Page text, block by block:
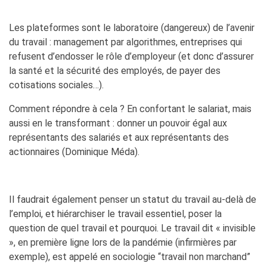
Les plateformes sont le laboratoire (dangereux) de l’avenir
du travail : management par algorithmes, entreprises qui
refusent d’endosser le rôle d’employeur (et donc d’assurer
la santé et la sécurité des employés, de payer des
cotisations sociales…).
Comment répondre à cela ? En confortant le salariat, mais
aussi en le transformant : donner un pouvoir égal aux
représentants des salariés et aux représentants des
actionnaires (Dominique Méda).
Il faudrait également penser un statut du travail au-delà de
l’emploi, et hiérarchiser le travail essentiel, poser la
question de quel travail et pourquoi. Le travail dit « invisible
», en première ligne lors de la pandémie (infirmières par
exemple), est appelé en sociologie “travail non marchand”